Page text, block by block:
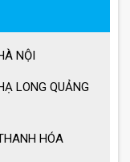
che nắng mưa
NỘI
LONG QUẢNG
HÓA